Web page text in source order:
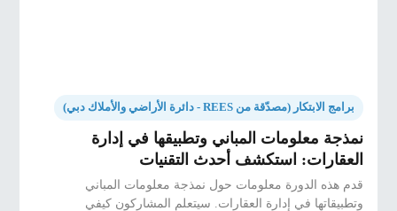
برامج الابتكار (مصدّقة من REES - دائرة الأراضي والأملاك دبي)
نمذجة معلومات المباني وتطبيقها في إدارة
العقارات: استكشف أحدث التقنيات
قدم هذه الدورة معلومات حول نمذجة معلومات المباني
وتطبيقاتها في إدارة العقارات. سيتعلم المشاركون كيفي